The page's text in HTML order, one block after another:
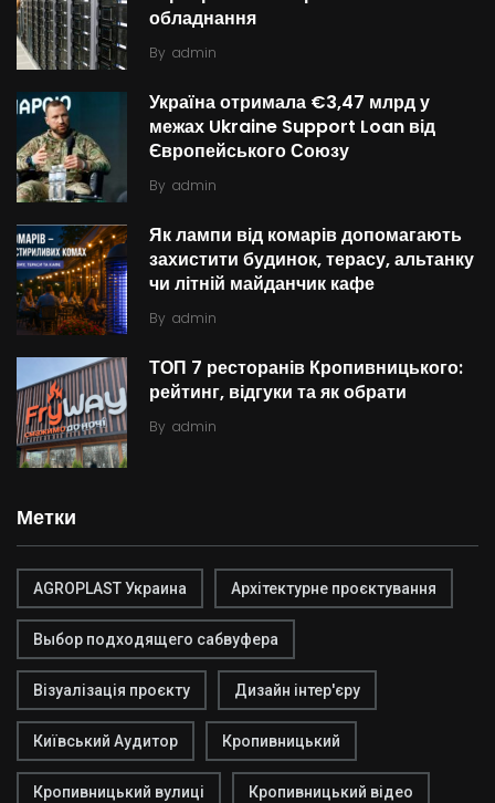
обладнання
By admin
Україна отримала €3,47 млрд у
межах Ukraine Support Loan від
Європейського Союзу
By admin
Як лампи від комарів допомагають
захистити будинок, терасу, альтанку
чи літній майданчик кафе
By admin
ТОП 7 ресторанів Кропивницького:
рейтинг, відгуки та як обрати
By admin
Метки
AGROPLAST Украина Архітектурне проєктування
Выбор подходящего сабвуфера
Візуалізація проєкту Дизайн інтер'єру
Київський Аудитор Кропивницький
Кропивницький вулиці Кропивницький відео